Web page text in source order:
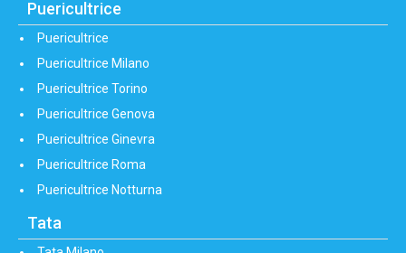
Puericultrice
Puericultrice
Puericultrice Milano
Puericultrice Torino
Puericultrice Genova
Puericultrice Ginevra
Puericultrice Roma
Puericultrice Notturna
Tata